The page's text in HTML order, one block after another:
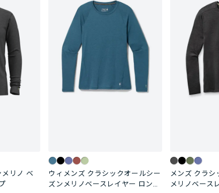
リノ ベ
ウィメンズ クラシックオールシー
ズンメリノベースレイヤー ロング
メンズ クラシ
メリノベース